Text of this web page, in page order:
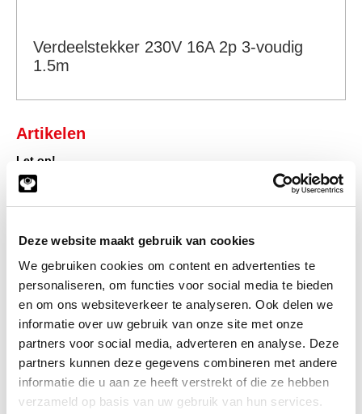
Deze website maakt gebruik van cookies
We gebruiken cookies om content en advertenties te
personaliseren, om functies voor social media te bieden
en om ons websiteverkeer te analyseren. Ook delen we
informatie over uw gebruik van onze site met onze
partners voor social media, adverteren en analyse. Deze
partners kunnen deze gegevens combineren met andere
informatie die u aan ze heeft verstrekt of die ze hebben
verzameld op basis van uw gebruik van hun services.
Verdeelstekker 230V 16A 2p 3-voudig
1.5m
Artikelen
Let op!
U dient ingelogd te zijn om prijzen in te kunnen zien en toegang
te verkrijgen tot de winkelwagen, waarna u direct uw bestelling
Klik hier om in te loggen
Heeft u nog geen account?
Klik hier om klant te worden
Code Omschrijving
Info Eenheid
Voorraad Netto prijs